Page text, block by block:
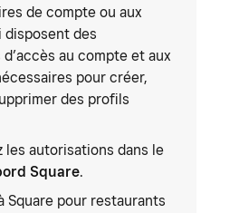
de compte ou aux
disposent des
au compte et aux
pour créer,
des profils
les autorisations dans le
Square.
Square pour restaurants